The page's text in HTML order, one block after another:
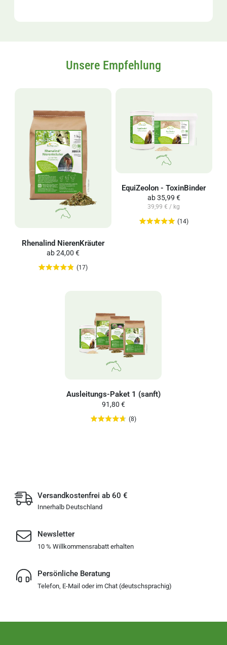
Unsere Empfehlung
Rhenalind NierenKräuter
ab24,00 €
(17)
EquiZeolon - ToxinBinder
ab35,99 €
39,99 € / kg
(14)
Ausleitungs-Paket 1 (sanft)
91,80 €
(8)
Versandkostenfrei ab 60 €
Innerhalb Deutschland
Newsletter
10 % Willkommensrabatt erhalten
Persönliche Beratung
Telefon, E-Mail oder im Chat (deutschsprachig)